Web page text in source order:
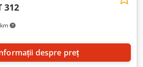
312
despre preț